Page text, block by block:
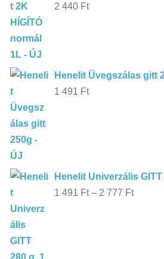
2 440 Ft
Henelit Üvegszálas gitt
1 491 Ft
Henelit Univerzális
1 491 Ft – 2 777 Ft